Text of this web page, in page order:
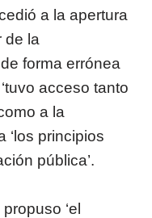
a la apertura
de la
forma errónea
acceso tanto
a la
‘los principios
pública’.
‘el